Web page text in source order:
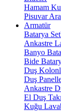
Hamam
Pisuvar
Armatür
Batarya
Ankastre
Banyo
Bide
Duş
Duş
Ankastre
El Duş
Kuğu